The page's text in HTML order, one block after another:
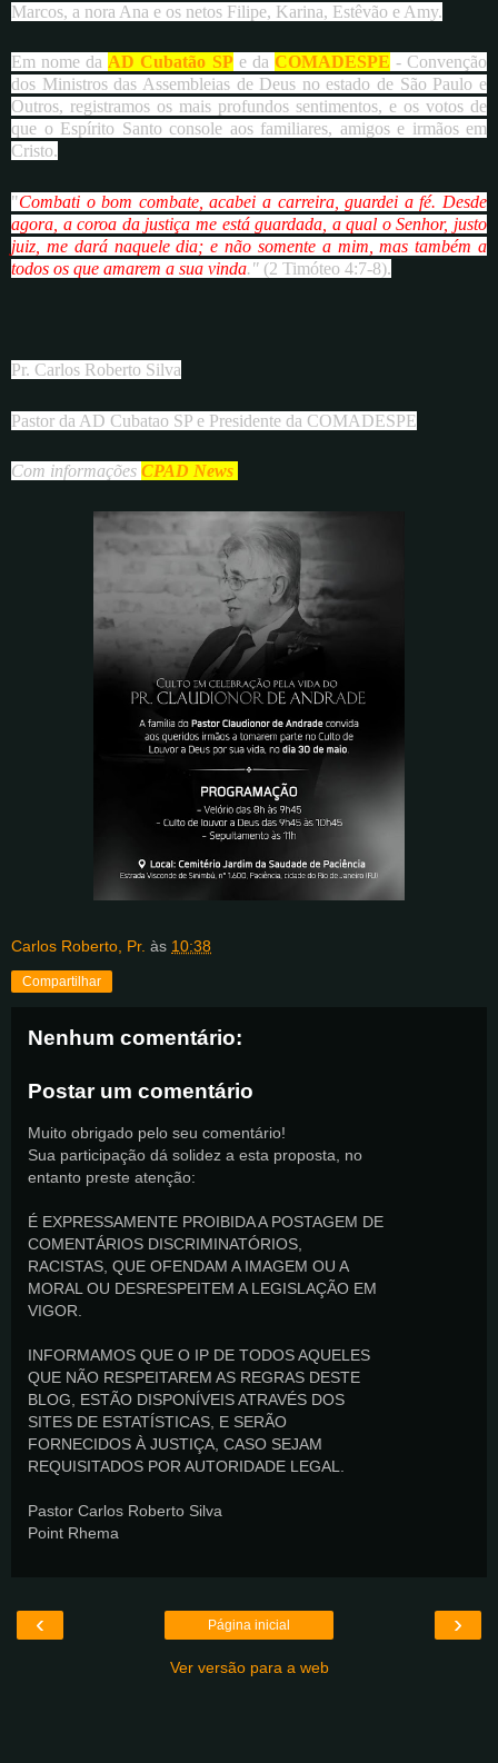
Marcos, a nora Ana e os netos Filipe, Karina, Estêvão e Amy.
Em nome da AD Cubatão SPe da COMADESPE - Convenção
dos Ministros das Assembleias de Deus no estado de São Paulo e
Outros, registramos os mais profundos sentimentos, e os votos de
que o Espírito Santo console aos familiares, amigos e irmãos em
Cristo.
"Combati o bom combate, acabei a carreira, guardei a fé. Desde
agora, a coroa da justiça me está guardada, a qual o Senhor, justo
juiz, me dará naquele dia; e não somente a mim, mas também a
todos os que amarem a sua vinda." (2 Timóteo 4:7-8).
Pr. Carlos Roberto Silva
Pastor da AD Cubatao SP e Presidente da COMADESPE
Com informações CPAD News
Carlos Roberto, Pr. às 10:38
Compartilhar
Nenhum comentário:
Postar um comentário
Muito obrigado pelo seu comentário!
Sua participação dá solidez a esta proposta, no
entanto preste atenção:
É EXPRESSAMENTE PROIBIDA A POSTAGEM DE
COMENTÁRIOS DISCRIMINATÓRIOS,
RACISTAS, QUE OFENDAM A IMAGEM OU A
MORAL OU DESRESPEITEM A LEGISLAÇÃO EM
VIGOR.
INFORMAMOS QUE O IP DE TODOS AQUELES
QUE NÃO RESPEITAREM AS REGRAS DESTE
BLOG, ESTÃO DISPONÍVEIS ATRAVÉS DOS
SITES DE ESTATÍSTICAS, E SERÃO
FORNECIDOS À JUSTIÇA, CASO SEJAM
REQUISITADOS POR AUTORIDADE LEGAL.
Pastor Carlos Roberto Silva
Point Rhema
‹ ›
Página inicial
Ver versão para a web